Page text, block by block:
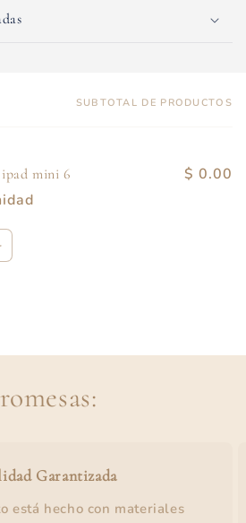
SUBTOTAL DE PRODUCTOS
mini 6 $ 0.00
Garantizada
está hecho con materiales